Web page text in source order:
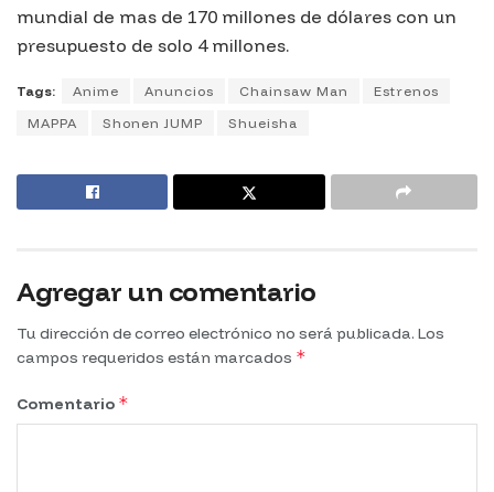
mundial de mas de 170 millones de dólares con un
presupuesto de solo 4 millones.
Tags: Anime Anuncios Chainsaw Man
Estrenos
MAPPA
Shonen JUMP Shueisha
Agregar un comentario
Tu dirección de correo electrónico no será publicada. Los
campos requeridos están marcados *
Comentario *